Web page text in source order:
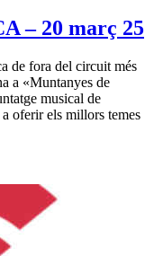
– 20 març 25
de fora del circuit més
a «Muntanyes de
musical de
oferir els millors temes